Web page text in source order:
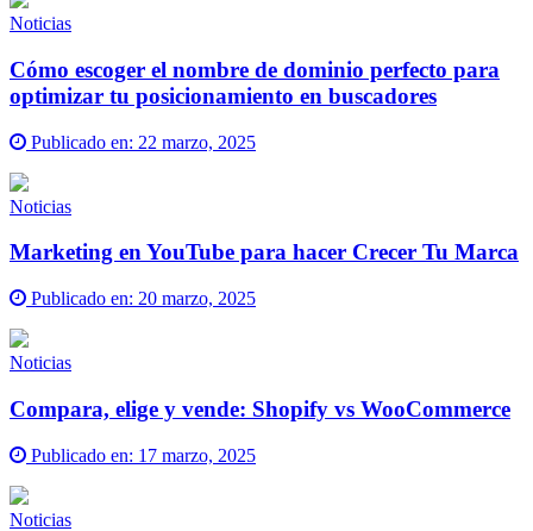
Noticias
Cómo escoger el nombre de dominio perfecto para
optimizar tu posicionamiento en buscadores
Publicado en: 22 marzo, 2025
Noticias
Marketing en YouTube para hacer Crecer Tu Marca
Publicado en: 20 marzo, 2025
Noticias
Compara, elige y vende: Shopify vs WooCommerce
Publicado en: 17 marzo, 2025
Noticias